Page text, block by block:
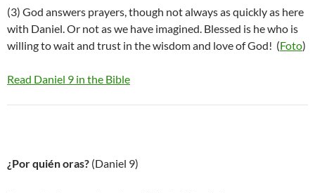
(3) God answers prayers, though not always as quickly as here
with Daniel. Or not as we have imagined. Blessed is he who is
willing to wait and trust in the wisdom and love of God! (Foto)
Read Daniel 9 in the Bible
¿Por quién oras? (Daniel 9)